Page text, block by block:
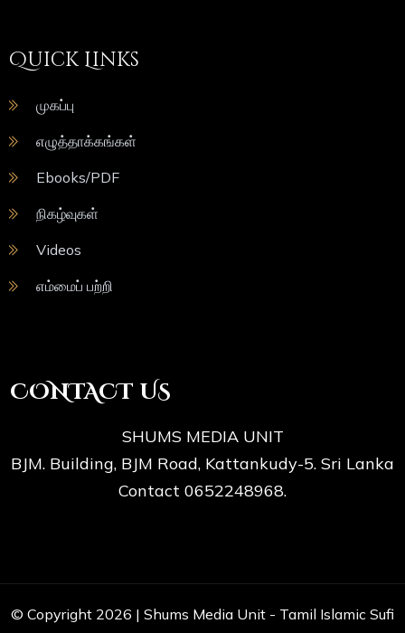
Quick Links
முகப்பு
எழுத்தாக்கங்கள்
Ebooks/PDF
நிகழ்வுகள்
Videos
எம்மைப் பற்றி
CONTACT US
SHUMS MEDIA UNIT
BJM. Building, BJM Road, Kattankudy-5. Sri Lanka
Contact 0652248968.
© Copyright 2026 | Shums Media Unit - Tamil Islamic Sufi